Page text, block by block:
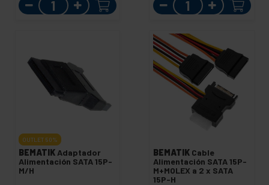
OUTLET 50%
BEMATIK Adaptador
Alimentación SATA 15P-
M/H
BEMATIK Cable
Alimentación SATA 15P-
M+MOLEX a 2 x SATA
15P-H